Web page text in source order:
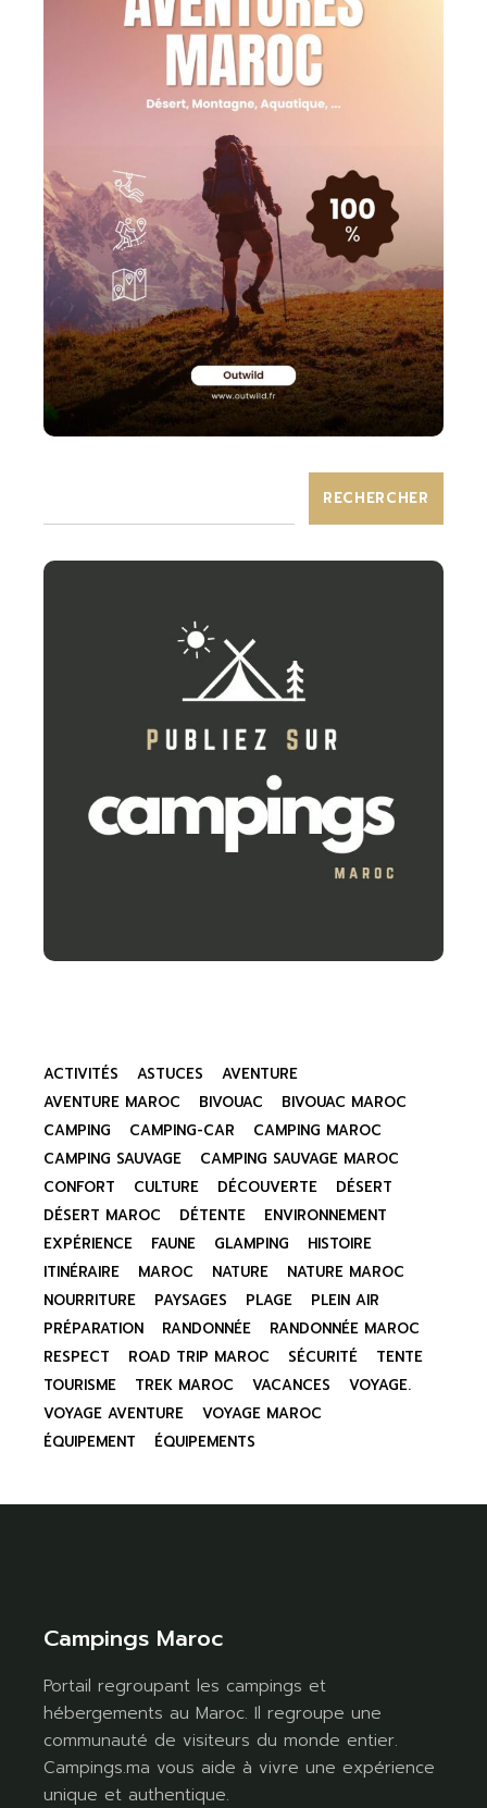
RECHERCHER
ACTIVITÉS ASTUCES
AVENTURE
AVENTURE MAROC
BIVOUAC
BIVOUAC MAROC
CAMPING
CAMPING-CAR
CAMPING MAROC
CAMPING SAUVAGE
CAMPING SAUVAGE MAROC
CONFORT
CULTURE DÉCOUVERTE
DÉSERT
DÉSERT MAROC
DÉTENTE
ENVIRONNEMENT
EXPÉRIENCE
FAUNE GLAMPING
HISTOIRE
ITINÉRAIRE
MAROC NATURE
NATURE MAROC
NOURRITURE
PAYSAGES PLAGE
PLEIN AIR
PRÉPARATION
RANDONNÉE
RANDONNÉE MAROC
RESPECT
ROAD TRIP MAROC SÉCURITÉ
TENTE
TOURISME
TREK MAROC VACANCES
VOYAGE.
VOYAGE AVENTURE
VOYAGE MAROC
ÉQUIPEMENT
ÉQUIPEMENTS
Campings Maroc
Portail regroupant les campings et
hébergements au Maroc. Il regroupe une
communauté de visiteurs du monde entier.
Campings.ma vous aide à vivre une expérience
unique et authentique.